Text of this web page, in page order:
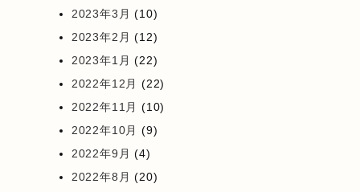
2023年3月 (10)
2023年2月 (12)
2023年1月 (22)
2022年12月 (22)
2022年11月 (10)
2022年10月 (9)
2022年9月 (4)
2022年8月 (20)